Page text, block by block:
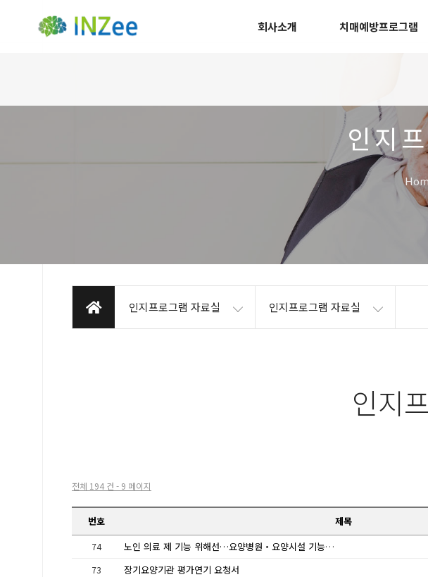
회사소개 치매예방프로그램
인지
인지프로그램 자료실 인지프로그램 자료실
인지
전체 194 건 - 9 페이지
번호 제목
74 노인 의료 제 기능 위해선…요양병원‧요양시설 기능 재정립돼야
73
장기요양기관 평가연기 요청서